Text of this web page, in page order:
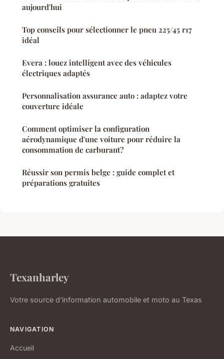
aujourd'hui
Top conseils pour sélectionner le pneu 225/45 r17
idéal
Evera : louez intelligent avec des véhicules
électriques adaptés
Personnalisation assurance auto : adaptez votre
couverture idéale
Comment optimiser la configuration
aérodynamique d'une voiture pour réduire la
consommation de carburant?
Réussir son permis belge : guide complet et
préparations gratuites
Texanharley
Votre source d'information automobile et moto au Texas
NAVIGATION
Accueil